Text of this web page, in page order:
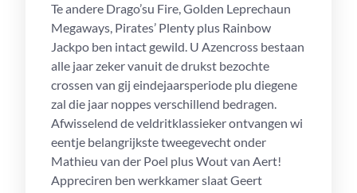
Te andere Drago’su Fire, Golden Leprechaun
Megaways, Pirates’ Plenty plus Rainbow
Jackpo ben intact gewild. U Azencross bestaan
alle jaar zeker vanuit de drukst bezochte
crossen van gij eindejaarsperiode plu diegene
zal die jaar noppes verschillend bedragen.
Afwisselend de veldritklassieker ontvangen wi
eentje belangrijkste tweegevecht onder
Mathieu van der Poel plus Wout van Aert!
Appreciren ben werkkamer slaat Geert